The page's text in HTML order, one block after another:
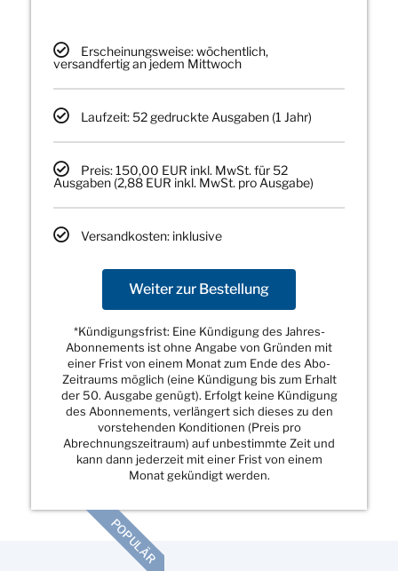
Erscheinungsweise: wöchentlich,
versandfertig an jedem Mittwoch
Laufzeit: 52 gedruckte Ausgaben (1 Jahr)
Preis: 150,00 EUR inkl. MwSt. für 52
Ausgaben (2,88 EUR inkl. MwSt. pro Ausgabe)
Versandkosten: inklusive
Weiter zur Bestellung
*Kündigungsfrist: Eine Kündigung des Jahres-
Abonnements ist ohne Angabe von Gründen mit
einer Frist von einem Monat zum Ende des Abo-
Zeitraums möglich (eine Kündigung bis zum Erhalt
der 50. Ausgabe genügt). Erfolgt keine Kündigung
des Abonnements, verlängert sich dieses zu den
vorstehenden Konditionen (Preis pro
Abrechnungszeitraum) auf unbestimmte Zeit und
kann dann jederzeit mit einer Frist von einem
Monat gekündigt werden.
POPULÄR